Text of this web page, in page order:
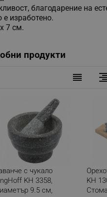
благодарение на
е изработено.
7 см.
продукти
reorder
с чукало
KH 3358,
9.5 см,
KH